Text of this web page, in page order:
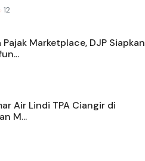
12
Marketplace, DJP Siapkan
Air Lindi TPA Ciangir di
M...